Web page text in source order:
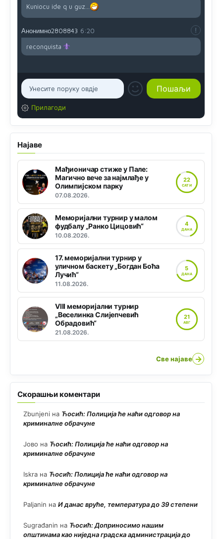
Kuniocu ide q u guz...
Анонимно2808843 6:20
reconquista
Прилагоди
Најаве
Мађионичар стиже у Пале:
Магично вече за најмлађе у
Олимпијском парку
07.08.2026.
22
САТИ
Меморијални турнир у малом
фудбалу „Ранко Цицовић“
10.08.2026.
4
ДАНА
17. меморијални турнир у
уличном баскету „Богдан Боћа
Лучић“
11.08.2026.
5
ДАНА
VIII меморијални турнир
„Веселинка Слијепчевић
Обрадовић“
21.08.2026.
21
АВГ
Све најаве →
Скорашњи коментари
Zbunjeni на Ћосић: Полиција ће наћи одговор на
криминалне обрачуне
Јово на Ћосић: Полиција ће наћи одговор на
криминалне обрачуне
Iskra на Ћосић: Полиција ће наћи одговор на
криминалне обрачуне
Paljanin на И данас вруће, температура до 39 степени
Sugrađanin на Ћосић: Доприносимо нашим
општинама као ниједна градска администрација до